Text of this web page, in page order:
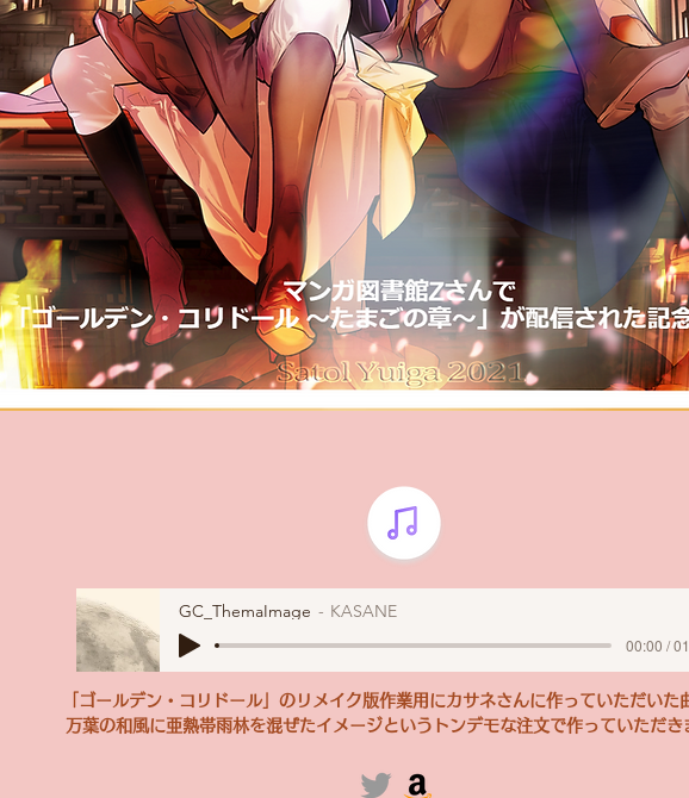
GC_ThemaImage KASANE
00:00 /
「ゴールデン・コリドール」のリメイク版作業用にカサネさんに作っていただいた
万葉の和風に亜熱帯雨林を混ぜたイメージというトンデモな注文で作っていただき